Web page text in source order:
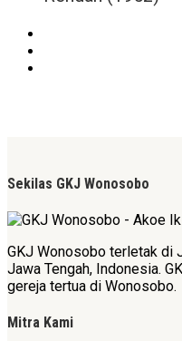
Sekilas GKJ Wonosobo
GKJ Wonosobo terletak di
Jawa Tengah, Indonesia.
gereja tertua di Wonosobo.
Mitra Kami